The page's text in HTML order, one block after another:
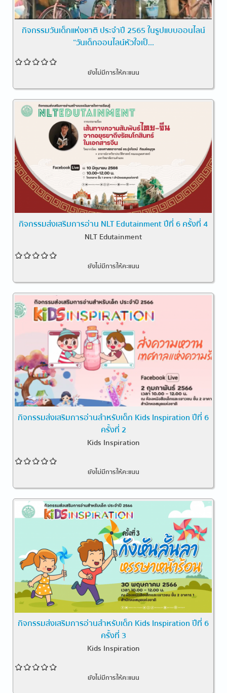
กิจกรรมวันเด็กแห่งชาติ ประจำปี 2565 ในรูปแบบออนไลน์
“วันเด็กออนไลน์หัวใจเป็...
ยังไม่มีการให้คะแนน
กิจกรรมส่งเสริมการอ่าน NLT Edutainment ปีที่ 6 ครั้งที่ 4
NLT Edutainment
ยังไม่มีการให้คะแนน
กิจกรรมส่งเสริมการอ่านสำหรับเด็ก Kids Inspiration ปีที่ 6
ครั้งที่ 2
Kids Inspiration
ยังไม่มีการให้คะแนน
กิจกรรมส่งเสริมการอ่านสำหรับเด็ก Kids Inspiration ปีที่ 6
ครั้งที่ 3
Kids Inspiration
ยังไม่มีการให้คะแนน